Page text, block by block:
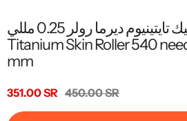
يونيك تايتينيوم ديرما رولر 0.25 مللي - UNIQ
Titanium Skin Roller 540
mm
سعر
البيع
351.00 SR السعر
450.00 SR